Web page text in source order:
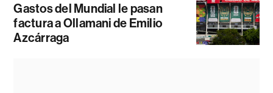
Gastos del Mundial le pasan
factura a Ollamani de Emilio
Azcárraga